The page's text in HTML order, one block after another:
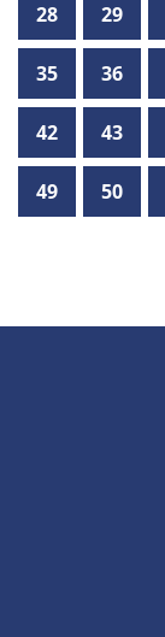
28 29
35 36
42 43
49 50